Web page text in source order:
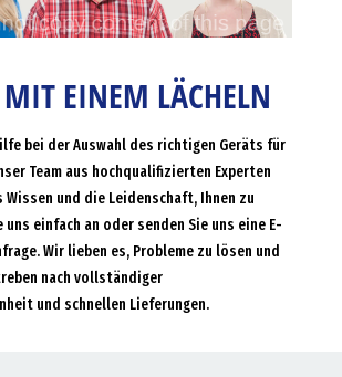
MIT EINEM LÄCHELN
bei der Auswahl des richtigen Geräts für
Team aus hochqualifizierten Experten
und die Leidenschaft, Ihnen zu
uns einfach an oder senden Sie uns eine E-
Wir lieben es, Probleme zu lösen und
nach vollständiger
und schnellen Lieferungen.